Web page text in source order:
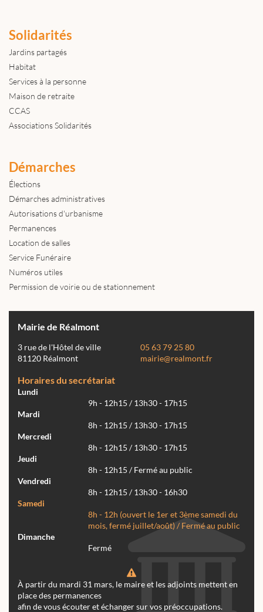
Solidarités
Jardins partagés
Habitat
Services à la personne
Maison de retraite
CCAS
Associations Solidarités
Démarches
Élections
Démarches administratives
Autorisations d'urbanisme
Permanences
Location de salles
Service Funéraire
Numéros utiles
Permission de voirie ou de stationnement
Mairie de Réalmont
3 rue de l'Hôtel de ville
81120 Réalmont
05 63 79 25 80
mairie@realmont.fr
Horaires du secrétariat
Lundi
9h - 12h15 / 13h30 - 17h15
Mardi
8h - 12h15 / 13h30 - 17h15
Mercredi
8h - 12h15 / 13h30 - 17h15
Jeudi
8h - 12h15 / Fermé au public
Vendredi
8h - 12h15 / 13h30 - 16h30
Samedi
8h - 12h (ouvert le 1er et 3ème samedi du
mois, fermé juillet/août) / Fermé au public
Dimanche
Fermé
À partir du mardi 31 mars, le maire et les adjoints mettent en
place des permanences
afin de vous écouter et échanger sur vos préoccupations.